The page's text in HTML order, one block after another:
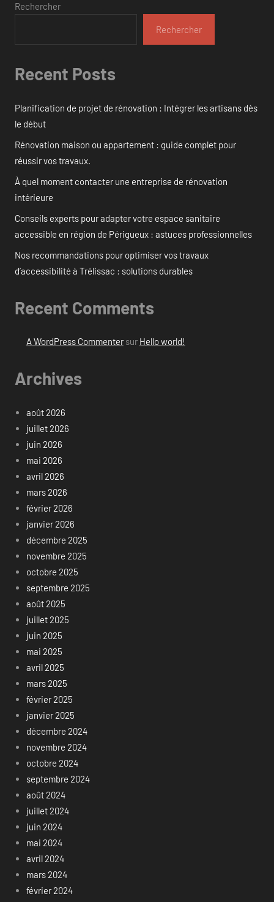
Rechercher
Rechercher
Recent Posts
Planification de projet de rénovation : Intégrer les artisans dès
le début
Rénovation maison ou appartement : guide complet pour
réussir vos travaux.
À quel moment contacter une entreprise de rénovation
intérieure
Conseils experts pour adapter votre espace sanitaire
accessible en région de Périgueux : astuces professionnelles
Nos recommandations pour optimiser vos travaux
d’accessibilité à Trélissac : solutions durables
Recent Comments
A WordPress Commentersur Hello world!
Archives
août 2026
juillet 2026
juin 2026
mai 2026
avril 2026
mars 2026
février 2026
janvier 2026
décembre 2025
novembre 2025
octobre 2025
septembre 2025
août 2025
juillet 2025
juin 2025
mai 2025
avril 2025
mars 2025
février 2025
janvier 2025
décembre 2024
novembre 2024
octobre 2024
septembre 2024
août 2024
juillet 2024
juin 2024
mai 2024
avril 2024
mars 2024
février 2024